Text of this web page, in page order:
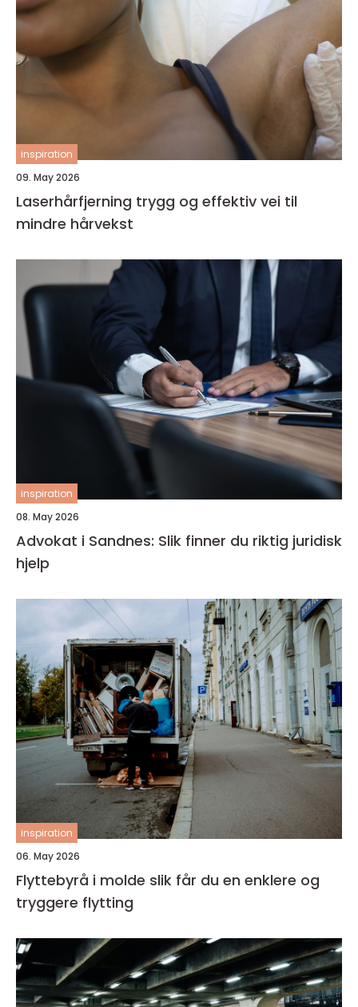
inspiration
09. May 2026
Laserhårfjerning trygg og effektiv vei til
mindre hårvekst
inspiration
08. May 2026
Advokat i Sandnes: Slik finner du riktig juridisk
hjelp
inspiration
06. May 2026
Flyttebyrå i molde slik får du en enklere og
tryggere flytting